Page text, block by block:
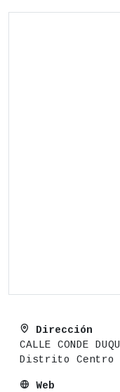
Dirección
CALLE CONDE
Distrito Centro
Web